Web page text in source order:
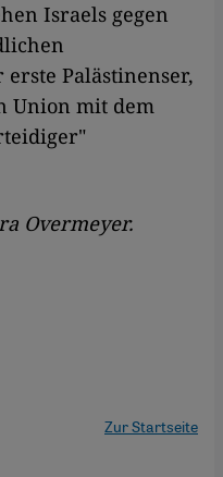
Israels gegen
Palästinenser,
Union mit dem
Overmeyer.
Zur Startseite